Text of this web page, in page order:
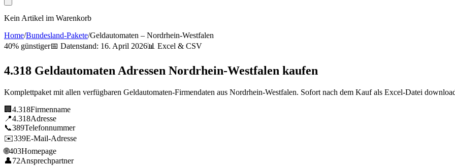
Kein Artikel im Warenkorb
Home/Bundesland-Pakete/Geldautomaten – Nordrhein-Westfalen
40% günstiger📅 Datenstand: 16. April 2026📊 Excel & CSV
4.318 Geldautomaten Adressen Nordrhein-Westfalen kaufen
Komplettpaket mit allen verfügbaren Geldautomaten-Firmendaten aus Nordrhein-Westfalen. Sofort nach dem Kauf als Excel-Datei
🏢 4.318Firmenname
📍4.318Adresse
📞389Telefonnummer
✉️339E-Mail-Adresse
🌐403Homepage
👤72Ansprechpartner